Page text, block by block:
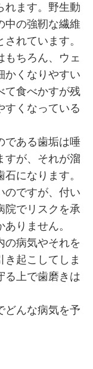
れます。野生動
中の強靭な繊維
れています。
もちろん、ウェ
かくなりやすい
て食べかすが残
すくなっている
である歯垢は唾
すが、それが溜
になります。
のですが、付い
院でリスクを承
りません。
の病気やそれを
き起こしてしま
る上で歯磨きは
どんな病気を予